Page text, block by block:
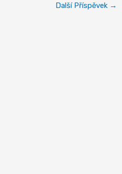
Další Příspěvek →